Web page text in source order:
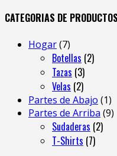
CATEGORIAS DE PRODUCTOS
Hogar 7
Botellas 2
Tazas 3
Velas 2
Partes de Abajo 1
Partes de Arriba 9
Sudaderas 2
T-Shirts 7